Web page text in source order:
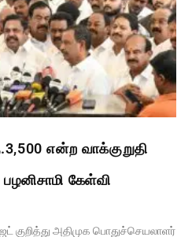
என்ற வாக்குறுதி
கேள்வி
அதிமுக பொதுச்செயலாளர்